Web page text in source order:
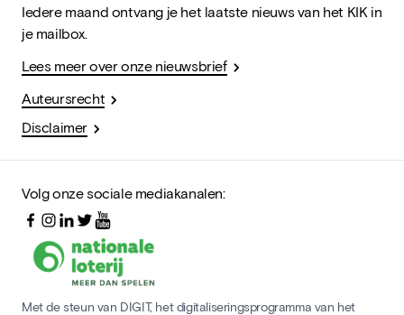
Iedere maand ontvang je het laatste nieuws van het KIK in
je mailbox.
Lees meer over onze nieuwsbrief
Auteursrecht
Disclaimer
Volg onze sociale mediakanalen:
Met de steun van DIGIT, het digitaliseringsprogramma van het